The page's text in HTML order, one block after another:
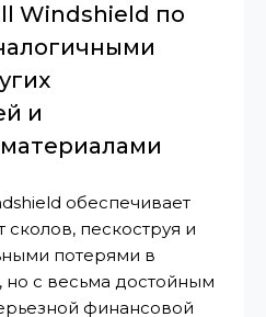
Windshield по
и
обеспечивает
пескоструя и
потерями в
но с весьма достойным
финансовой